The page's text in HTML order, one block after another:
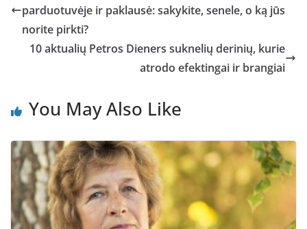
parduotuvėje ir paklausė: sakykite, senele, o ką jūs
norite pirkti?
10 aktualių Petros Dieners suknelių derinių, kurie
atrodo efektingai ir brangiai
You May Also Like